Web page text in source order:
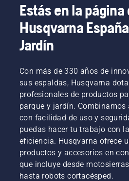
Estás en la página
Husqvarna
Jardín
Con más de 330 años de
sus espaldas, Husqvarna
profesionales de productos
parque y jardín.
con facilidad de uso y
puedas hacer tu trabajo con
eficiencia. Husqvarna ofrece
productos y accesorios en
que incluye desde
hasta robots cortacésped.